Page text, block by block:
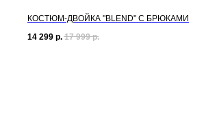
КОСТЮМ-ДВОЙКА "BLEND" С БРЮКАМИ
14 299 р. 17 999 р.